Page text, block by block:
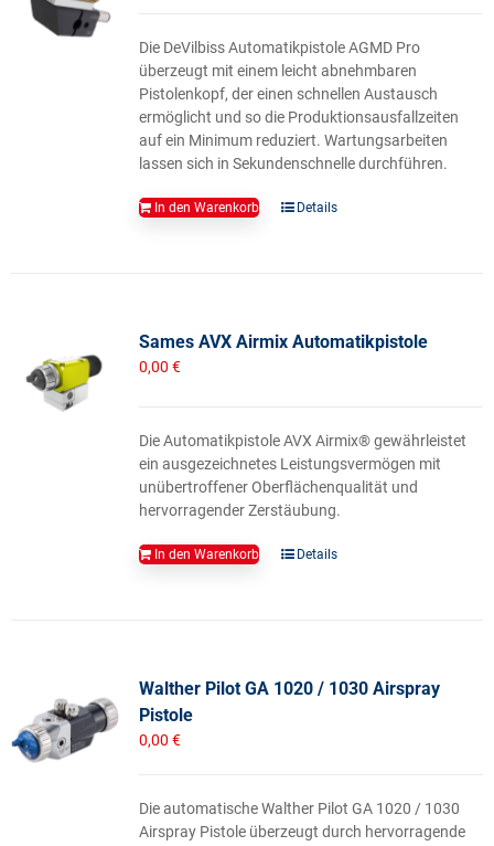
Die DeVilbiss Automatikpistole AGMD Pro
überzeugt mit einem leicht abnehmbaren
Pistolenkopf, der einen schnellen Austausch
ermöglicht und so die Produktionsausfallzeiten
auf ein Minimum reduziert. Wartungsarbeiten
lassen sich in Sekundenschnelle durchführen.
In den Warenkorb Details
Sames AVX Airmix Automatikpistole
0,00 €
Die Automatikpistole AVX Airmix® gewährleistet
ein ausgezeichnetes Leistungsvermögen mit
unübertroffener Oberflächenqualität und
hervorragender Zerstäubung.
In den Warenkorb Details
Walther Pilot GA 1020 / 1030 Airspray
Pistole
0,00 €
Die automatische Walther Pilot GA 1020 / 1030
Airspray Pistole überzeugt durch hervorragende